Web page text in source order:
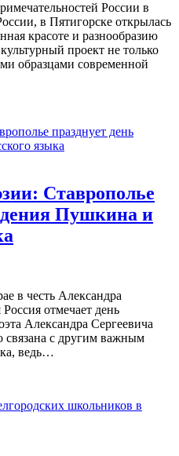
России в
в Пятигорске открылась
красоте и разнообразию
проект не только
образцами современной
Ставрополье
Пушкина и
в честь Александра
отмечает день
Александра Сергеевича
с другим важным
ведь…